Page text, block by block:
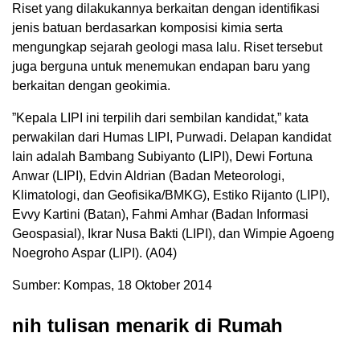
Riset yang dilakukannya berkaitan dengan identifikasi
jenis batuan berdasarkan komposisi kimia serta
mengungkap sejarah geologi masa lalu. Riset tersebut
juga berguna untuk menemukan endapan baru yang
berkaitan dengan geokimia.
”Kepala LIPI ini terpilih dari sembilan kandidat,” kata
perwakilan dari Humas LIPI, Purwadi. Delapan kandidat
lain adalah Bambang Subiyanto (LIPI), Dewi Fortuna
Anwar (LIPI), Edvin Aldrian (Badan Meteorologi,
Klimatologi, dan Geofisika/BMKG), Estiko Rijanto (LIPI),
Evvy Kartini (Batan), Fahmi Amhar (Badan Informasi
Geospasial), Ikrar Nusa Bakti (LIPI), dan Wimpie Agoeng
Noegroho Aspar (LIPI). (A04)
Sumber: Kompas, 18 Oktober 2014
nih tulisan menarik di Rumah